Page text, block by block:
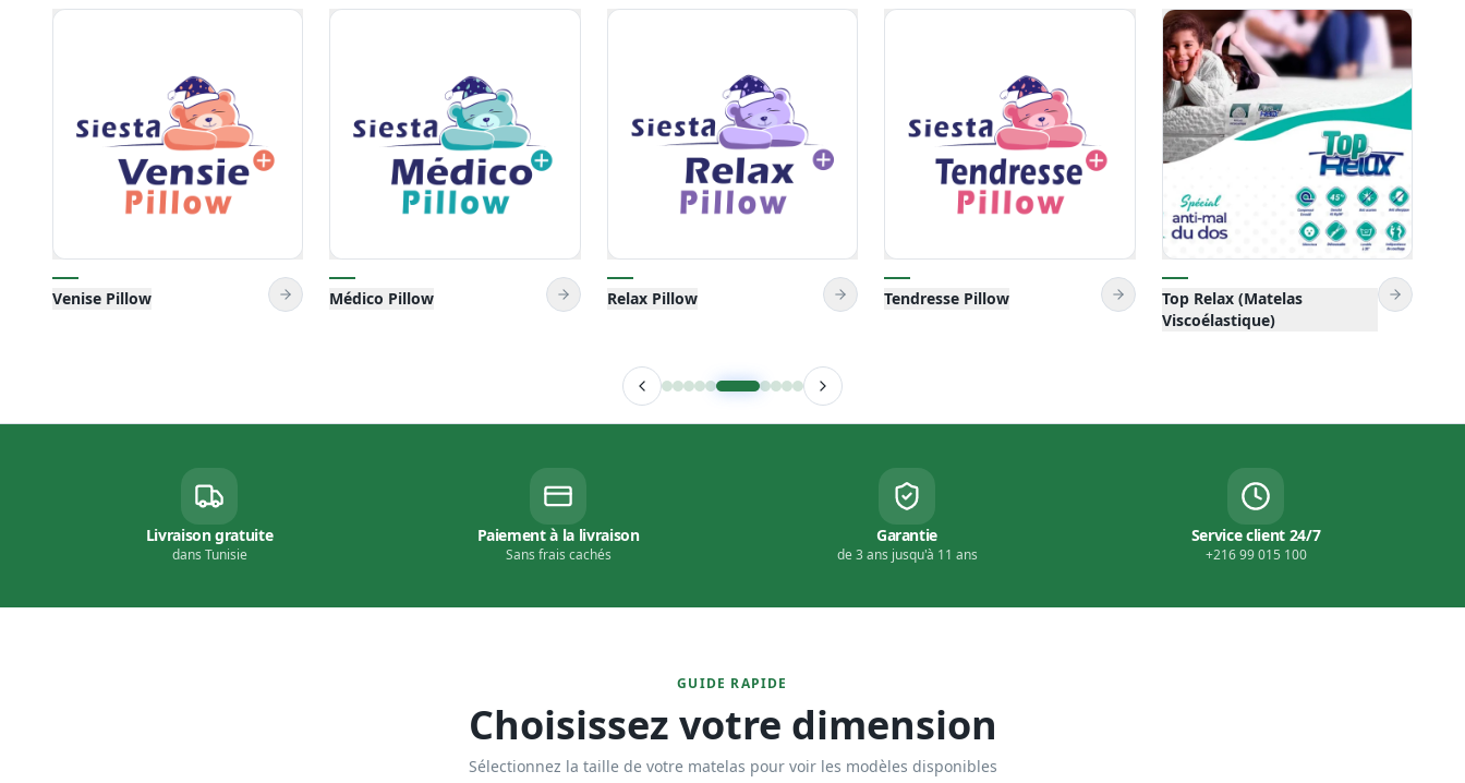
Soft +
Livraison gratuite Paiement à la livraison
Sans frais cachés
Garantie
de 3 ans jusqu'à 11 ans +216 99 015 100
Choisissez votre dimension
Sélectionnez la taille de votre matelas pour voir les modèles disponibles
Afficher plus